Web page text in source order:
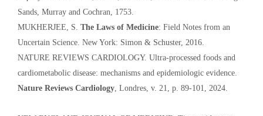
Sands, Murray and Cochran, 1753.
MUKHERJEE, S. The Laws of Medicine: Field Notes from an
Uncertain Science. New York: Simon & Schuster, 2016.
NATURE REVIEWS CARDIOLOGY. Ultra-processed foods and
cardiometabolic disease: mechanisms and epidemiologic evidence.
Nature Reviews Cardiology, Londres, v. 21, p. 89-101, 2024.